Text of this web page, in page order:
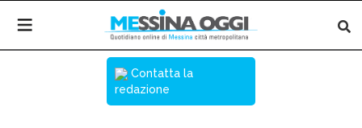
Contatta la
redazione